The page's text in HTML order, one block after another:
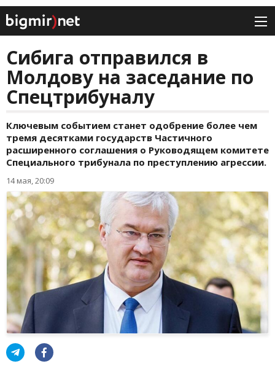
Сибига отправился в
Молдову на заседание по
Спецтрибуналу
Ключевым событием станет одобрение более чем
тремя десятками государств Частичного
расширенного соглашения о Руководящем комитете
Специального трибунала по преступлению агрессии.
14 мая, 20:09